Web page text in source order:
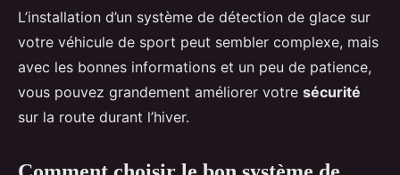
L’installation d’un système de détection de glace sur
votre véhicule de sport peut sembler complexe, mais
avec les bonnes informations et un peu de patience,
vous pouvez grandement améliorer votre sécurité
sur la route durant l’hiver.